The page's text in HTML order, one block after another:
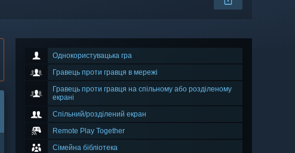
Однокористувацька гра
Гравець проти гравця в мережі
Гравець проти гравця на спільному або розділеному
екрані
Спільний/розділений екран
Remote Play Together
Сімейна бібліотека